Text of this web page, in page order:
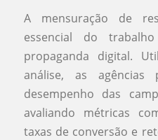
A mensuração de
essencial do
propaganda digital.
análise, as agências
desempenho das
avaliando métricas
taxas de conversão e